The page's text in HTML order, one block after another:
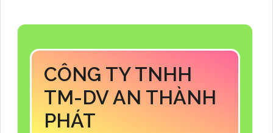
CÔNG TY TNHH
TM-DV AN THÀNH
PHÁT